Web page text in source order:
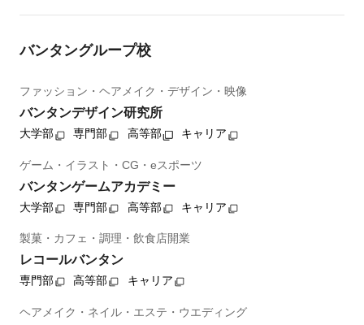
バンタングループ校
ファッション・ヘアメイク・デザイン・映像
バンタンデザイン研究所
大学部 専門部 高等部 キャリア
ゲーム・イラスト・CG・eスポーツ
バンタンゲームアカデミー
大学部 専門部 高等部 キャリア
製菓・カフェ・調理・飲食店開業
レコールバンタン
専門部 高等部 キャリア
ヘアメイク・ネイル・エステ・ウエディング